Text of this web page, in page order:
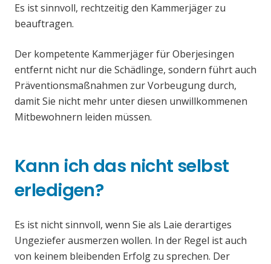
Es ist sinnvoll, rechtzeitig den Kammerjäger zu
beauftragen.
Der kompetente Kammerjäger für Oberjesingen
entfernt nicht nur die Schädlinge, sondern führt auch
Präventionsmaßnahmen zur Vorbeugung durch,
damit Sie nicht mehr unter diesen unwillkommenen
Mitbewohnern leiden müssen.
Kann ich das nicht selbst
erledigen?
Es ist nicht sinnvoll, wenn Sie als Laie derartiges
Ungeziefer ausmerzen wollen. In der Regel ist auch
von keinem bleibenden Erfolg zu sprechen. Der